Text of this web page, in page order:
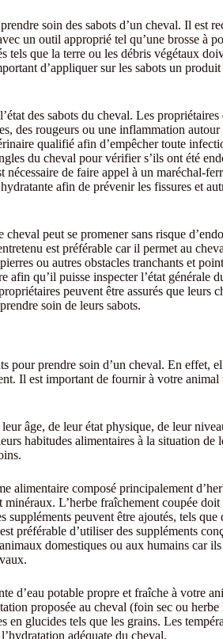
soin des sabots d’un cheval. Il est
un outil approprié tel qu’une brosse à
tels que la terre ou les débris végétaux
d’appliquer sur les sabots un
des sabots du cheval. Les
des rougeurs ou une inflammation
qualifié afin d’empêcher toute
du cheval pour vérifier s’ils ont été
nécessaire de faire appel à un maréchal-
afin de prévenir les fissures et
peut se promener sans risque
est préférable car il permet au
ou autres obstacles tranchants et
afin qu’il puisse inspecter l’état générale
peuvent être assurés que leurs
soin de leurs sabots.
pour prendre soin d’un cheval. En effet,
Il est important de fournir à votre
âge, de leur état physique, de leur
habitudes alimentaires à la situation de
alimentaire composé principalement
L’herbe fraîchement coupée
peuvent être ajoutés, tels que
préférable d’utiliser des suppléments
domestiques ou aux humains car
d’eau potable propre et fraîche à votre
proposée au cheval (foin sec ou
en glucides tels que les grains. Les
adéquate du cheval.